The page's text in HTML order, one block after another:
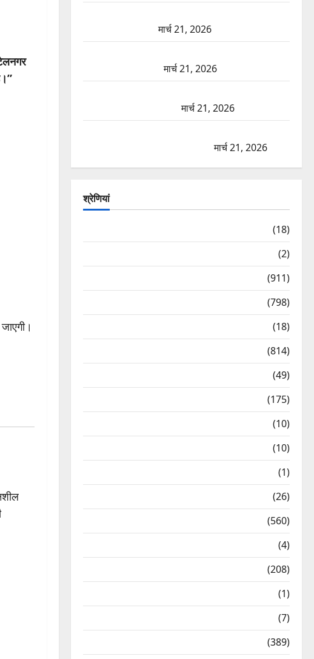
मार्च 21, 2026
मार्च 21, 2026
मार्च 21, 2026
मार्च 21, 2026
श्रेणियां
(18)
(2)
(911)
(798)
(18)
(814)
(49)
(175)
(10)
(10)
(1)
(26)
(560)
(4)
(208)
(1)
(7)
(389)